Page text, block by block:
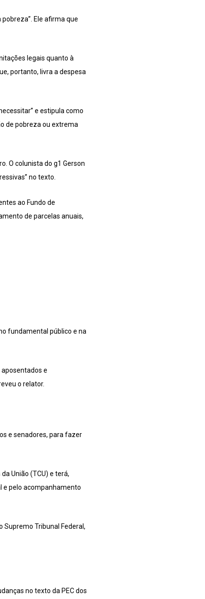
Ele afirma que
legais quanto à
portanto, livra a despesa
e estipula como
de pobreza ou extrema
O colunista do g1 Gerson
no texto.
ao Fundo de
de parcelas anuais,
fundamental público e na
e
o relator.
e senadores, para fazer
União (TCU) e terá,
e pelo acompanhamento
Supremo Tribunal Federal,
no texto da PEC dos